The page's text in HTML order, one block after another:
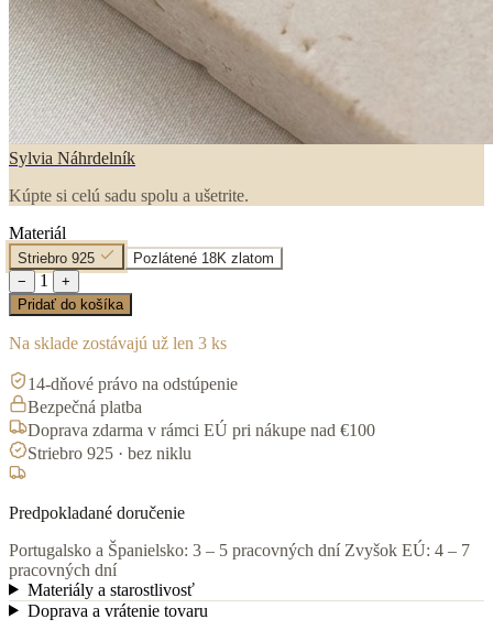
Sylvia Náhrdelník
Kúpte si celú sadu spolu a ušetrite.
Materiál
Striebro 925
Pozlátené 18K zlatom
−
1
+
Pridať do košíka
Na sklade zostávajú už len 3 ks
14-dňové právo na odstúpenie
Bezpečná platba
Doprava zdarma v rámci EÚ pri nákupe nad €100
Striebro 925 · bez niklu
Predpokladané doručenie
Portugalsko a Španielsko: 3 – 5 pracovných dní Zvyšok EÚ: 4 – 7
pracovných dní
Materiály a starostlivosť
Doprava a vrátenie tovaru